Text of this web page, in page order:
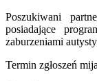
Poszukiwani
posiadające
zaburzeniami
Termin zgłoszeń